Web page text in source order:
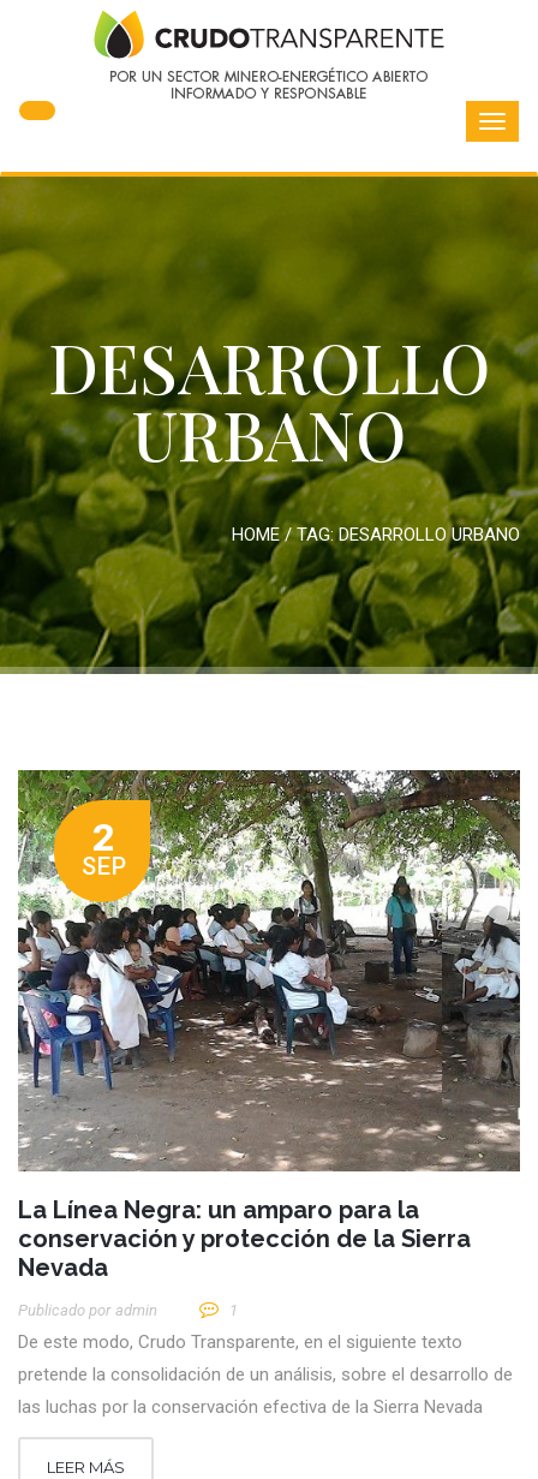
DESARROLLO
URBANO
HOME/ TAG:DESARROLLO URBANO
2
SEP
La Línea Negra: un amparo para la
conservación y protección de la Sierra
Nevada
Publicado por Admin 1
De este modo, Crudo Transparente, en el siguiente texto
pretende la consolidación de un análisis, sobre el desarrollo de
las luchas por la conservación efectiva de la Sierra Nevada
LEER MÁS